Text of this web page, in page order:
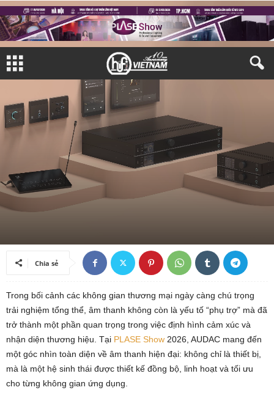
TRIỂN LÃM TRIỂN LÃM TRONG NƯỚC
27/04/2026
Chia sẻ
Trong bối cảnh các không gian thương mại ngày càng chú trọng
trải nghiệm tổng thể, âm thanh không còn là yếu tố “phụ trợ” mà đã
trở thành một phần quan trọng trong việc định hình cảm xúc và
nhận diện thương hiệu. Tại PLASE Show 2026, AUDAC mang đến
một góc nhìn toàn diện về âm thanh hiện đại: không chỉ là thiết bị,
mà là một hệ sinh thái được thiết kế đồng bộ, linh hoạt và tối ưu
cho từng không gian ứng dụng.